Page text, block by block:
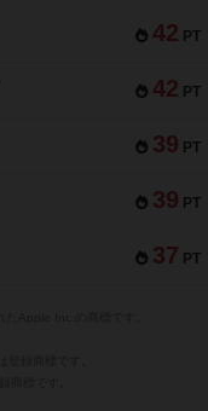
42 PT
42 PT
39 PT
39 PT
37 PT